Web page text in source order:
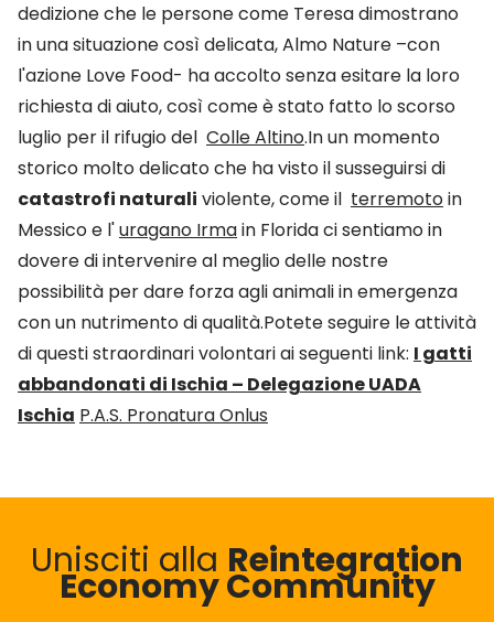
dedizione che le persone come Teresa dimostrano
in una situazione così delicata, Almo Nature –con
l'azione Love Food- ha accolto senza esitare la loro
richiesta di aiuto, così come è stato fatto lo scorso
luglio per il rifugio del Colle Altino.In un momento
storico molto delicato che ha visto il susseguirsi di
catastrofi naturali violente, come il terremotoin
Messico e l'uragano Irmain Florida ci sentiamo in
dovere di intervenire al meglio delle nostre
possibilità per dare forza agli animali in emergenza
con un nutrimento di qualità.Potete seguire le attività
di questi straordinari volontari ai seguenti link: I gatti
abbandonati di Ischia – Delegazione UADA
Ischia P.A.S. Pronatura Onlus
Unisciti alla Reintegration
Economy Community